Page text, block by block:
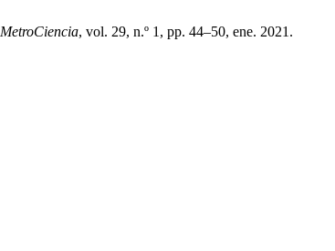
MetroCiencia, vol. 29, n.º 1, pp. 44–50, ene. 2021.